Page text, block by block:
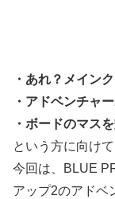
・あれ？メイン
・アドベンチャ
・ボードのマス
という方に向け
今回は、BLUE
アップ2のアドベ